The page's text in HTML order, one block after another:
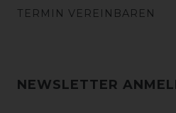
TERMIN VEREINBAREN
NEWSLETTER